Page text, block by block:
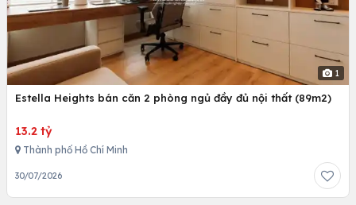
1
Estella Heights bán căn 2 phòng ngủ đầy đủ nội thất (89m2)
13.2 tỷ
Thành phố Hồ Chí Minh
30/07/2026